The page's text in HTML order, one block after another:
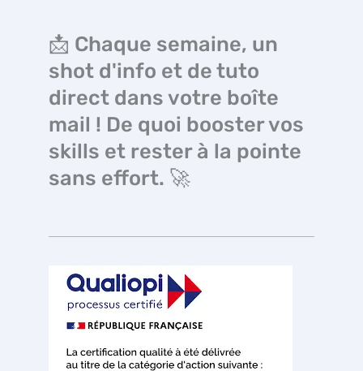
📩 Chaque semaine, un
shot d'info et de tuto
direct dans votre boîte
mail ! De quoi booster vos
skills et rester à la pointe
sans effort. 🚀